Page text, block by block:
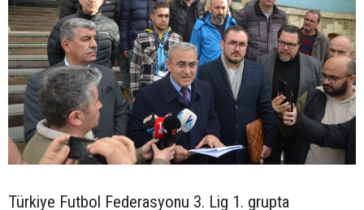
Türkiye Futbol Federasyonu 3. Lig 1. grupta